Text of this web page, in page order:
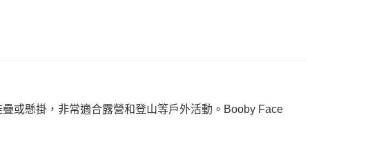
或懸掛，非常適合露營和登山等戶外活動。Booby Face